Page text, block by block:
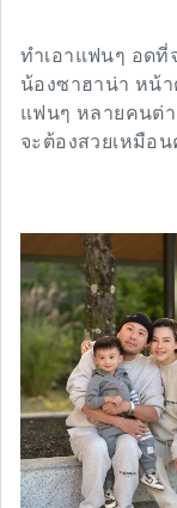
ทำเอาแฟนๆ อดที่
น้องซาฮาน่า หน้
แฟนๆ หลายคนต่
จะต้องสวยเหมือ